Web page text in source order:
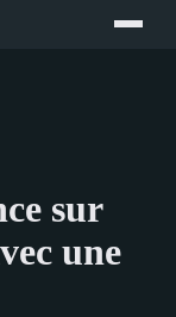
sur
une